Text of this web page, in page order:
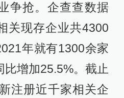
争抢。企查查数据
关现存企业共4300
年就有1300余家
增加25.5%。截止
注册近千家相关企